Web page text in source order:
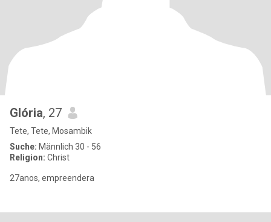
Glória, 27
Tete, Tete, Mosambik
Suche: Männlich 30 - 56
Religion: Christ
27anos, empreendera